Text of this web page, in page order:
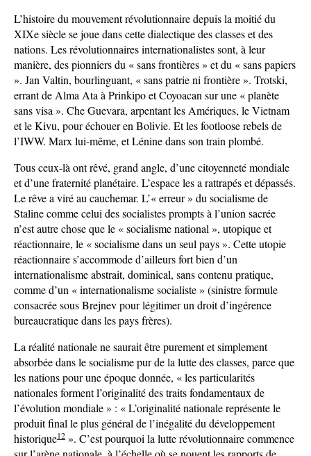
L’histoire du mouvement révolutionnaire depuis la moitié du
XIXe siècle se joue dans cette dialectique des classes et des
nations. Les révolutionnaires internationalistes sont, à leur
manière, des pionniers du « sans frontières » et du « sans papiers
». Jan Valtin, bourlinguant, « sans patrie ni frontière ». Trotski,
errant de Alma Ata à Prinkipo et Coyoacan sur une « planète
sans visa ». Che Guevara, arpentant les Amériques, le Vietnam
et le Kivu, pour échouer en Bolivie. Et les footloose rebels de
l’IWW. Marx lui-même, et Lénine dans son train plombé.
Tous ceux-là ont rêvé, grand angle, d’une citoyenneté mondiale
et d’une fraternité planétaire. L’espace les a rattrapés et dépassés.
Le rêve a viré au cauchemar. L’« erreur » du socialisme de
Staline comme celui des socialistes prompts à l’union sacrée
n’est autre chose que le « socialisme national », utopique et
réactionnaire, le « socialisme dans un seul pays ». Cette utopie
réactionnaire s’accommode d’ailleurs fort bien d’un
internationalisme abstrait, dominical, sans contenu pratique,
comme d’un « internationalisme socialiste » (sinistre formule
consacrée sous Brejnev pour légitimer un droit d’ingérence
bureaucratique dans les pays frères).
La réalité nationale ne saurait être purement et simplement
absorbée dans le socialisme pur de la lutte des classes, parce que
les nations pour une époque donnée, « les particularités
nationales forment l’originalité des traits fondamentaux de
l’évolution mondiale » : « L’originalité nationale représente le
produit final le plus général de l’inégalité du développement
historique12 ». C’est pourquoi la lutte révolutionnaire commence